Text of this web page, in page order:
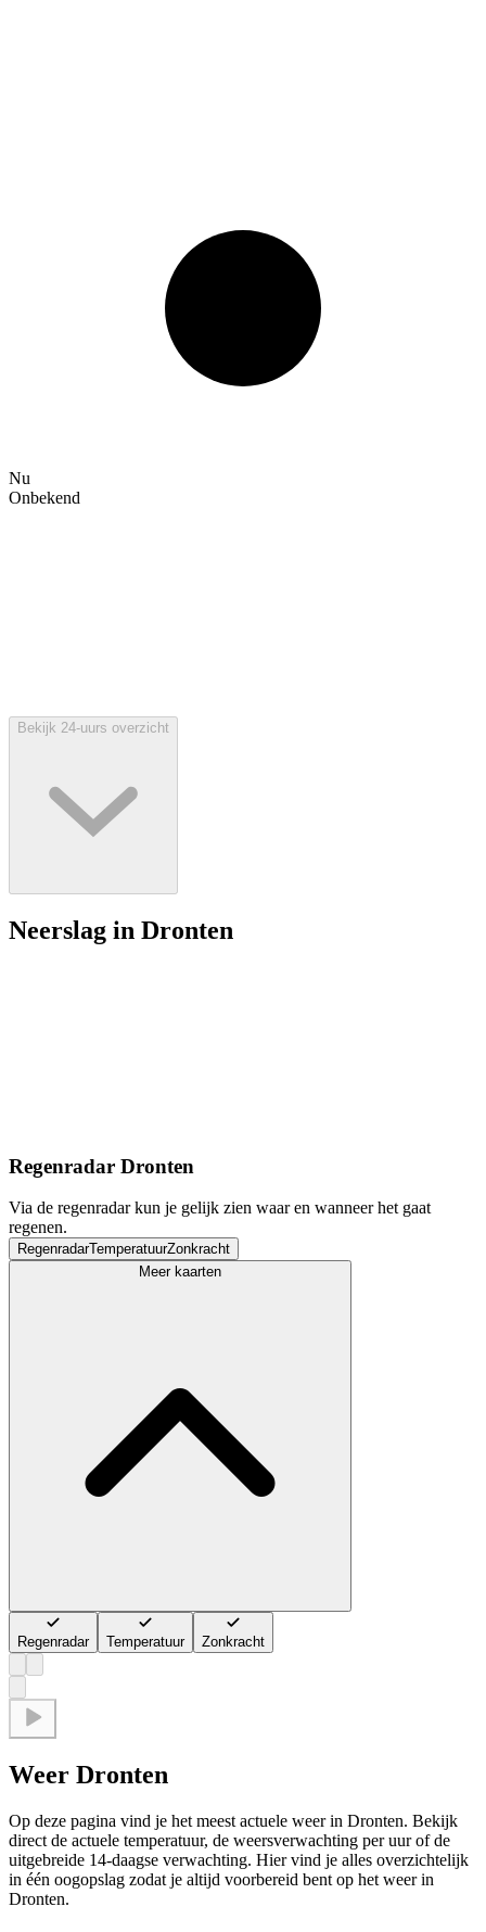
Nu
Onbekend
Bekijk 24-uurs overzicht
Neerslag in Dronten
Regenradar Dronten
Via de regenradar kun je gelijk zien waar en wanneer het gaat
regenen.
RegenradarTemperatuurZonkracht
Meer kaarten
Regenradar Temperatuur Zonkracht
Weer Dronten
Op deze pagina vind je het meest actuele weer in Dronten. Bekijk
direct de actuele temperatuur, de weersverwachting per uur of de
uitgebreide 14-daagse verwachting. Hier vind je alles overzichtelijk
in één oogopslag zodat je altijd voorbereid bent op het weer in
Dronten.